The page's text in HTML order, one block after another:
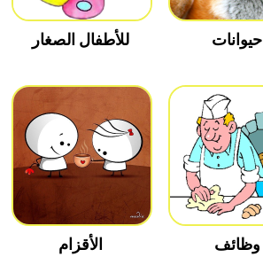
للأطفال الصغار حيوانات
الأقزام وظائف